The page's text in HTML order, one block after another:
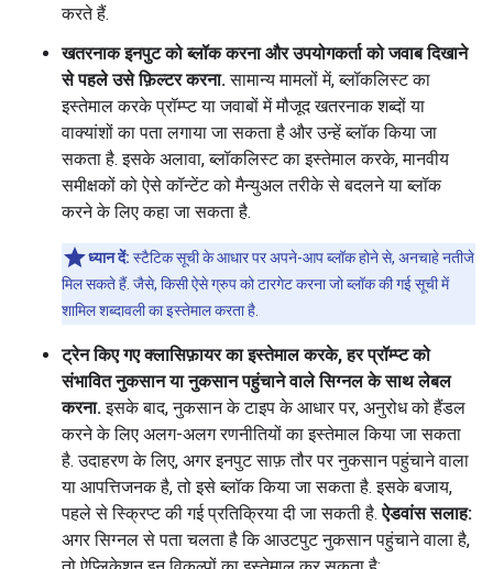
करते हैं.
खतरनाक इनपुट को ब्लॉक करना और उपयोगकर्ता को जवाब दिखाने
से पहले उसे फ़िल्टर करना.सामान्य मामलों में, ब्लॉकलिस्ट का
इस्तेमाल करके प्रॉम्प्ट या जवाबों में मौजूद खतरनाक शब्दों या
वाक्यांशों का पता लगाया जा सकता है और उन्हें ब्लॉक किया जा
सकता है. इसके अलावा, ब्लॉकलिस्ट का इस्तेमाल करके, मानवीय
समीक्षकों को ऐसे कॉन्टेंट को मैन्युअल तरीके से बदलने या ब्लॉक
करने के लिए कहा जा सकता है.
ध्यान दें: स्टैटिक सूची के आधार पर अपने-आप ब्लॉक होने से, अनचाहे नतीजे
मिल सकते हैं. जैसे, किसी ऐसे ग्रुप को टारगेट करना जो ब्लॉक की गई सूची में
शामिल शब्दावली का इस्तेमाल करता है.
ट्रेन किए गए क्लासिफ़ायर का इस्तेमाल करके, हर प्रॉम्प्ट को
संभावित नुकसान या नुकसान पहुंचाने वाले सिग्नल के साथ लेबल
करना.इसके बाद, नुकसान के टाइप के आधार पर, अनुरोध को हैंडल
करने के लिए अलग-अलग रणनीतियों का इस्तेमाल किया जा सकता
है. उदाहरण के लिए, अगर इनपुट साफ़ तौर पर नुकसान पहुंचाने वाला
या आपत्तिजनक है, तो इसे ब्लॉक किया जा सकता है. इसके बजाय,
पहले से स्क्रिप्ट की गई प्रतिक्रिया दी जा सकती है.ऐडवांस सलाह:
अगर सिग्नल से पता चलता है कि आउटपुट नुकसान पहुंचाने वाला है,